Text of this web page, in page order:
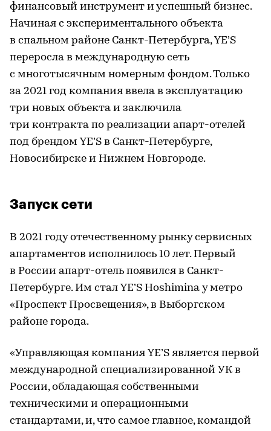
финансовый инструмент и успешный бизнес.
Начиная с экспериментального объекта
в спальном районе Санкт-Петербурга, YE’S
переросла в международную сеть
с многотысячным номерным фондом. Только
за 2021 год компания ввела в эксплуатацию
три новых объекта и заключила
три контракта по реализации апарт-отелей
под брендом YE’S в Санкт-Петербурге,
Новосибирске и Нижнем Новгороде.
Запуск сети
В 2021 году отечественному рынку сервисных
апартаментов исполнилось 10 лет. Первый
в России апарт-отель появился в Санкт-
Петербурге. Им стал YE’S Hoshimina у метро
«Проспект Просвещения», в Выборгском
районе города.
«Управляющая компания YE’S является первой
международной специализированной УК в
России, обладающая собственными
техническими и операционными
стандартами, и, что самое главное, командой